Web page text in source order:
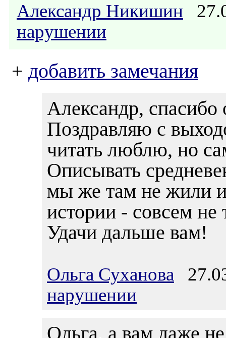
Александр Никишин
нарушении
+ добавить замечания
Александр,
Поздравляю с
читать люблю, но
Описывать
мы же там не жили
истории - совсем не
Удачи дальше вам!
Ольга Суханова
нарушении
Ольга, а вам даже